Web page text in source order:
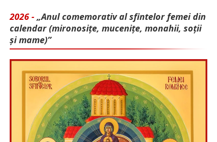
2026 - „Anul comemorativ al sfintelor femei din
calendar (mironosițe, mu­cenițe, monahii, soții
și mame)”